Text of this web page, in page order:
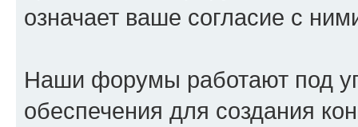
означает ваше согласие с
Наши форумы работают под
обеспечения для создания